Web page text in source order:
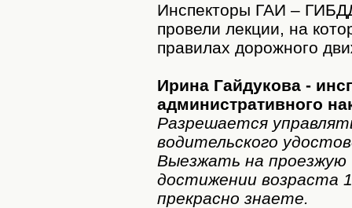
Инспекторы ГАИ –
провели лекции, на
правилах дорожного
Ирина Гайдукова -
административного
Разрешается
водительского
Выезжать на проезжую
достижении возраста
прекрасно знаете.